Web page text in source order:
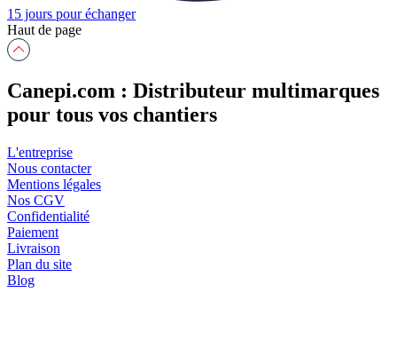
15 jours pour échanger
Haut de page
Canepi.com : Distributeur multimarques
pour tous vos chantiers
L'entreprise
Nous contacter
Mentions légales
Nos CGV
Confidentialité
Paiement
Livraison
Plan du site
Blog